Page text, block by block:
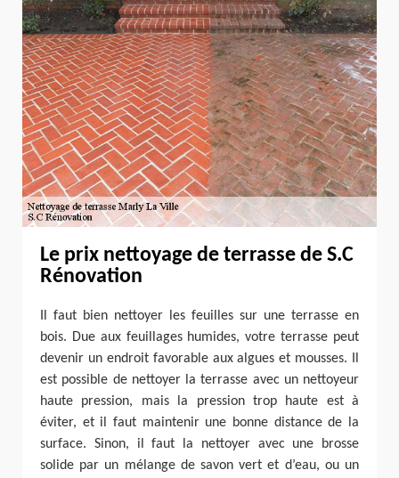
Le prix nettoyage de terrasse de S.C
Rénovation
Il faut bien nettoyer les feuilles sur une terrasse en
bois. Due aux feuillages humides, votre terrasse peut
devenir un endroit favorable aux algues et mousses. Il
est possible de nettoyer la terrasse avec un nettoyeur
haute pression, mais la pression trop haute est à
éviter, et il faut maintenir une bonne distance de la
surface. Sinon, il faut la nettoyer avec une brosse
solide par un mélange de savon vert et d’eau, ou un